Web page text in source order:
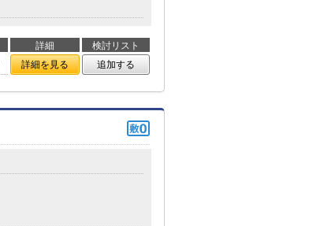
詳細
検討リスト
詳細を見る 追加する